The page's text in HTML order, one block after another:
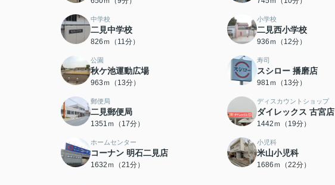
中学校
二見中学校
826ｍ（11分）
小学校
二見西小学校
936ｍ（12分）
公園
秋ケ池運動広場
963ｍ（13分）
寿司
スシロー 播磨店
981ｍ（13分）
郵便局
二見郵便局
1351ｍ（17分）
ディスカウントショップ
ダイレックス 古宮店
1442ｍ（19分）
ホームセンター
コーナン 明石二見店
1632ｍ（21分）
小児科
米山小児科
1686ｍ（22分）